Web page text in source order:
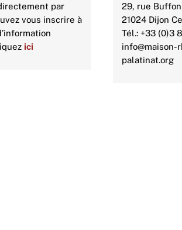
par
vous inscrire à
ici
29, rue Buffon
21024 Dijon
Tél.: +33 (0)3
info@maison-
palatinat.org